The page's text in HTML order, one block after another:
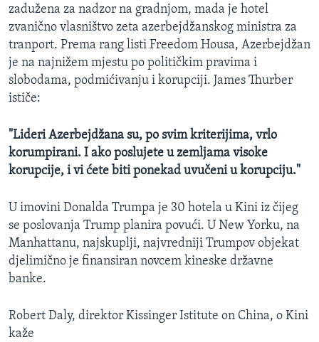
zadužena za nadzor na gradnjom, mada je hotel
zvanično vlasništvo zeta azerbejdžanskog ministra za
tranport. Prema rang listi Freedom Housa, Azerbejdžan
je na najnižem mjestu po političkim pravima i
slobodama, podmićivanju i korupciji. James Thurber
ističe:
"Lideri Azerbejdžana su, po svim kriterijima, vrlo
korumpirani. I ako poslujete u zemljama visoke
korupcije, i vi ćete biti ponekad uvučeni u korupciju."
U imovini Donalda Trumpa je 30 hotela u Kini iz čijeg
se poslovanja Trump planira povući. U New Yorku, na
Manhattanu, najskuplji, najvredniji Trumpov objekat
djelimično je finansiran novcem kineske državne
banke.
Robert Daly, direktor Kissinger Istitute on China, o Kini
kaže